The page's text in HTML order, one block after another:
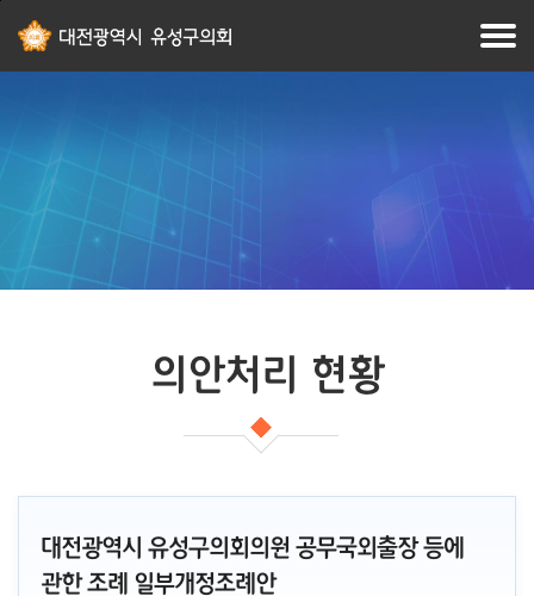
바로가기
바로가기
의안처리 현황
대전광역시 유성구의회의원 공무국외출장 등에
관한 조례 일부개정조례안